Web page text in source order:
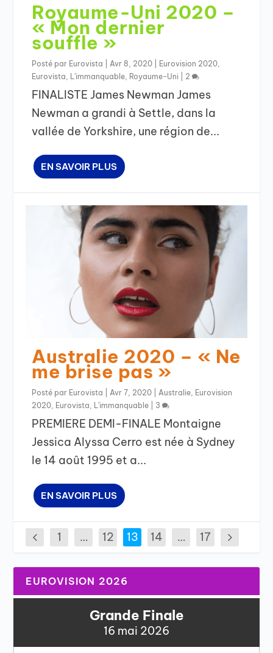
Royaume-Uni 2020 –
« Mon dernier
souffle »
Posté par Eurovista |Avr 8, 2020 Eurovision 2020,
Eurovista, L'immanquable, Royaume-Uni 2
FINALISTE James Newman James
Newman a grandi à Settle, dans la
vallée de Yorkshire, une région de...
EN SAVOIR PLUS
Australie 2020 – « Ne
me brise pas »
Posté par Eurovista Avr 7, 2020 Australie Eurovision
2020 Eurovista L'immanquable 3
PREMIERE DEMI-FINALE Montaigne
Jessica Alyssa Cerro est née à Sydney
le 14 août 1995 et a...
EN SAVOIR PLUS
1 … 12 13 14 … 17
EUROVISION 2026
Grande Finale
16 mai 2026